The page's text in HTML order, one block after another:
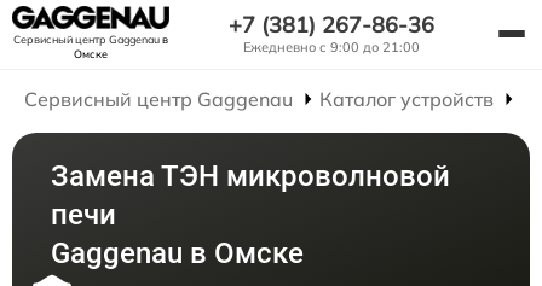
Сервисный центр Gaggenauв
Омске
+7 (381) 267-86-36
Ежедневно с 9:00 до 21:00
Сервисный центр Gaggenau Каталог устройств
Замена ТЭН микроволновой
печи
Gaggenau в Омске